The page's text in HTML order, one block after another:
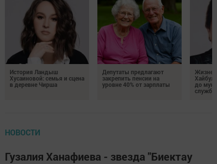
История Ландыш
Хусаиновой: семья и сцена
в деревне Чирша
Депутаты предлагают
закрепить пенсии на
уровне 40% от зарплаты
до
службы
НОВОСТИ
Гузалия Ханафиева - звезда "Биектау